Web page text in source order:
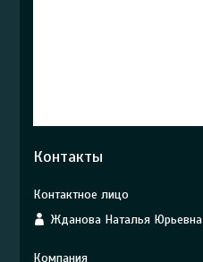
Контакты
Жданова Наталья Юрьевна